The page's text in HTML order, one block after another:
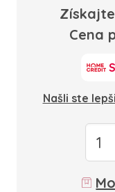
Cena
Našli ste